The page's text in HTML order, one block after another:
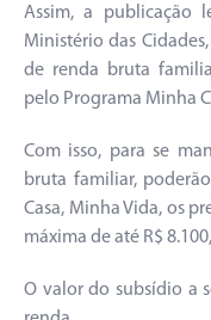
Assim, a publicação
Ministério das
de renda bruta
pelo Programa Minha
Com isso, para se
bruta familiar,
Casa, Minha Vida, os
máxima de até R$
O valor do subsídio a